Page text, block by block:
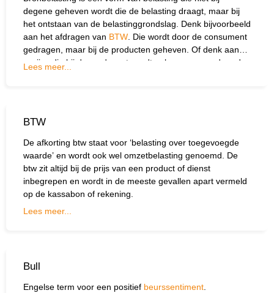
degene geheven wordt die de belasting draagt, maar bij
het ontstaan van de belastinggrondslag. Denk bijvoorbeeld
aan het afdragen van BTW . Die wordt door de consument
gedragen, maar bij de producten geheven. Of denk aan
accijns die bij de producent wordt geheven, maar door de
Lees meer...
BTW
De afkorting btw staat voor ‘belasting over toegevoegde
waarde’ en wordt ook wel omzetbelasting genoemd. De
btw zit altijd bij de prijs van een product of dienst
inbegrepen en wordt in de meeste gevallen apart vermeld
op de kassabon of rekening.
Lees meer...
Bull
Engelse term voor een positief beurssentiment